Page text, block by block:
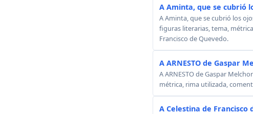
A Aminta, que se cubrió
A Aminta, que se cubrió los
figuras literarias, tema,
Francisco de Quevedo.
A ARNESTO de Gaspar
A ARNESTO de Gaspar
métrica, rima utilizada,
A Celestina de Francisco